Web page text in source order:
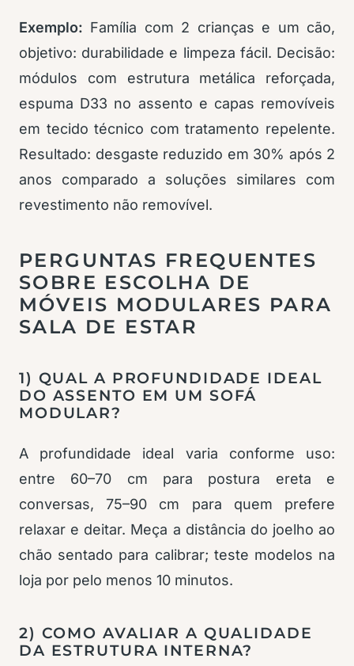
Exemplo: Família com 2 crianças e um cão,
objetivo: durabilidade e limpeza fácil. Decisão:
módulos com estrutura metálica reforçada,
espuma D33 no assento e capas removíveis
em tecido técnico com tratamento repelente.
Resultado: desgaste reduzido em 30% após 2
anos comparado a soluções similares com
revestimento não removível.
PERGUNTAS FREQUENTES
SOBRE ESCOLHA DE
MÓVEIS MODULARES PARA
SALA DE ESTAR
1) QUAL A PROFUNDIDADE IDEAL
DO ASSENTO EM UM SOFÁ
MODULAR?
A profundidade ideal varia conforme uso:
entre 60–70 cm para postura ereta e
conversas, 75–90 cm para quem prefere
relaxar e deitar. Meça a distância do joelho ao
chão sentado para calibrar; teste modelos na
loja por pelo menos 10 minutos.
2) COMO AVALIAR A QUALIDADE
DA ESTRUTURA INTERNA?